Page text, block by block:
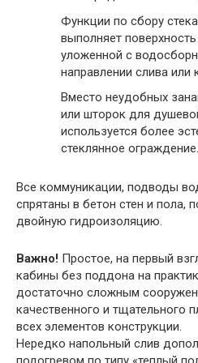
Функции по сбору
выполняет
уложенной с
направлении слива или
Вместо неудобных
или шторок для
используется более
стеклянное ограждение.
Все коммуникации, подводы
спрятаны в бетон стен и пола,
двойную гидроизоляцию.
Важно! Простое, на первый
кабины без поддона на
достаточно сложным
качественного и тщательного
всех элементов конструкции.
Нередко напольный слив